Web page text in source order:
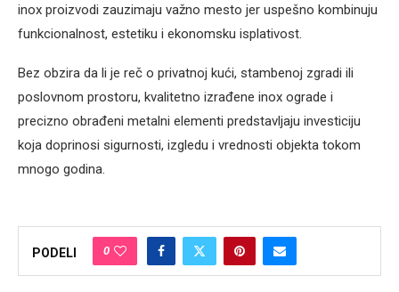
inox proizvodi zauzimaju važno mesto jer uspešno kombinuju
funkcionalnost, estetiku i ekonomsku isplativost.
Bez obzira da li je reč o privatnoj kući, stambenoj zgradi ili
poslovnom prostoru, kvalitetno izrađene inox ograde i
precizno obrađeni metalni elementi predstavljaju investiciju
koja doprinosi sigurnosti, izgledu i vrednosti objekta tokom
mnogo godina.
PODELI 0